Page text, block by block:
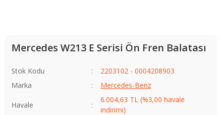
Mercedes W213 E Serisi Ön Fren Balatası
Stok Kodu
2203102 - 0004208903
Marka
Mercedes-Benz
Havale
6.004,63 TL (%3,00 havale
indirimi)